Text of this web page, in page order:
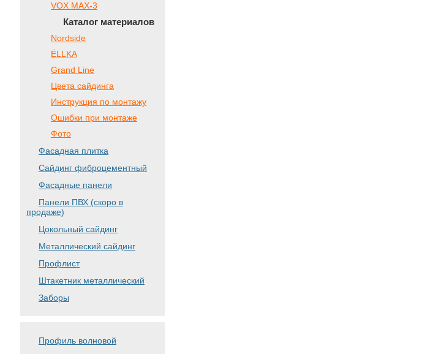
VOX МАХ-3
Каталог материалов
Nordside
ЁLLKA
Grand Line
Цвета сайдинга
Инструкция по монтажу
Ошибки при монтаже
Фото
Фасадная плитка
Сайдинг фиброцементный
Фасадные панели
Панели ПВХ (скоро в
продаже)
Цокольный сайдинг
Металлический сайдинг
Профлист
Штакетник металлический
Заборы
Профиль волновой